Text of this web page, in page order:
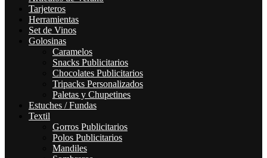
Tarjeteros
Herramientas
Set de Vinos
Golosinas
Caramelos
Snacks Publicitarios
Chocolates Publicitarios
Tripacks Personalizados
Paletas y Chupetines
Estuches / Fundas
Textil
Gorros Publicitarios
Polos Publicitarios
Mandiles